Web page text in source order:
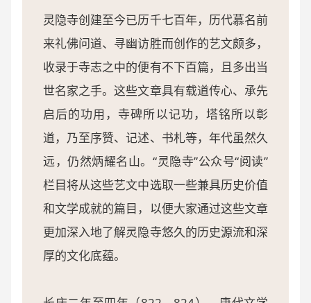
灵隐寺创建至今已历千七百年，历代慕名前
来礼佛问道、寻幽访胜而创作的艺文颇多，
收录于寺志之中的便有不下百篇，且多出当
世名家之手。这些文章具有载道传心、承先
启后的功用，寺碑所以记功，塔铭所以彰
道，乃至序赞、记述、书札等，年代虽然久
远，仍然炳耀名山。“灵隐寺”公众号“阅读”
栏目将从这些艺文中选取一些兼具历史价值
和文学成就的篇目，以便大家通过这些文章
更加深入地了解灵隐寺悠久的历史源流和深
厚的文化底蕴。